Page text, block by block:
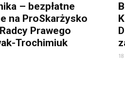
– bezpłatne
na ProSkarżysko
Prawego
Trochimiuk